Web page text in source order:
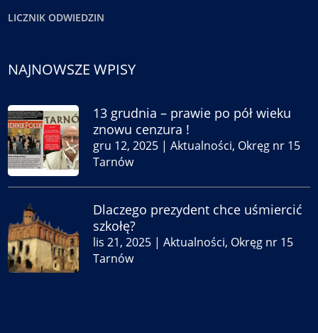
LICZNIK ODWIEDZIN
NAJNOWSZE WPISY
13 grudnia – prawie po pół wieku
znowu cenzura !
gru 12, 2025 |Aktualności, Okręg nr 15
Tarnów
Dlaczego prezydent chce uśmiercić
szkołę?
lis 21, 2025 |Aktualności, Okręg nr 15
Tarnów